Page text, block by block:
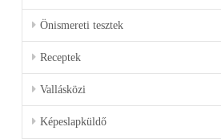
Önismereti tesztek
Receptek
Vallásközi
Képeslapküldő